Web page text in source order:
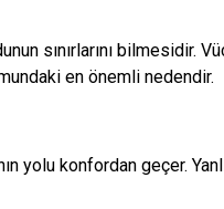
sınırlarını bilmesidir.
en önemli nedendir.
yolu konfordan geçer.